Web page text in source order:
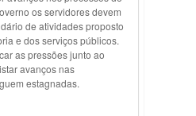
os servidores devem
de atividades proposto
e dos serviços públicos.
as pressões junto ao
avanços nas
estagnadas.